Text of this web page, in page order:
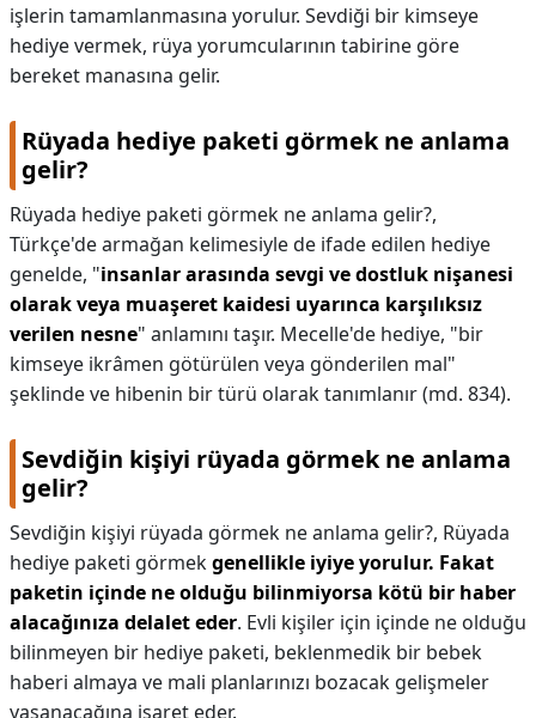
işlerin tamamlanmasına yorulur. Sevdiği bir kimseye
hediye vermek, rüya yorumcularının tabirine göre
bereket manasına gelir.
Rüyada hediye paketi görmek ne anlama
gelir?
Rüyada hediye paketi görmek ne anlama gelir?,
Türkçe'de armağan kelimesiyle de ifade edilen hediye
genelde, "insanlar arasında sevgi ve dostluk nişanesi
olarak veya muaşeret kaidesi uyarınca karşılıksız
verilen nesne" anlamını taşır. Mecelle'de hediye, "bir
kimseye ikrâmen götürülen veya gönderilen mal"
şeklinde ve hibenin bir türü olarak tanımlanır (md. 834).
Sevdiğin kişiyi rüyada görmek ne anlama
gelir?
Sevdiğin kişiyi rüyada görmek ne anlama gelir?, Rüyada
hediye paketi görmekgenellikle iyiye yorulur. Fakat
paketin içinde ne olduğu bilinmiyorsa kötü bir haber
alacağınıza delalet eder. Evli kişiler için içinde ne olduğu
bilinmeyen bir hediye paketi, beklenmedik bir bebek
haberi almaya ve mali planlarınızı bozacak gelişmeler
yaşanacağına işaret eder.